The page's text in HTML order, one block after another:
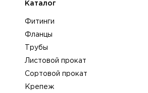
Каталог
Фитинги
Фланцы
Трубы
Листовой прокат
Сортовой прокат
Крепеж